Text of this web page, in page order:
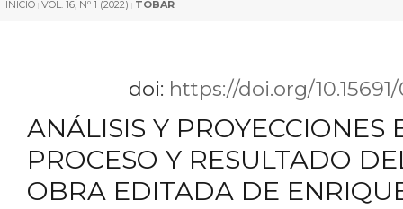
INICIO | VOL. 16, Nº 1 (2022) | TOBAR
doi: https://doi.org/
ANÁLISIS Y PROYECCIONES
PROCESO Y RESULTADO
OBRA EDITADA DE